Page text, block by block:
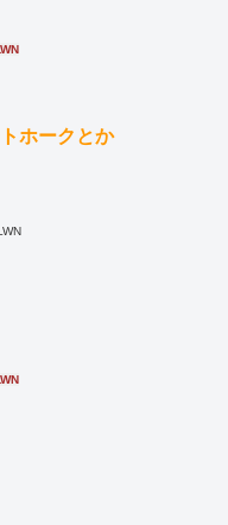
ホークとか